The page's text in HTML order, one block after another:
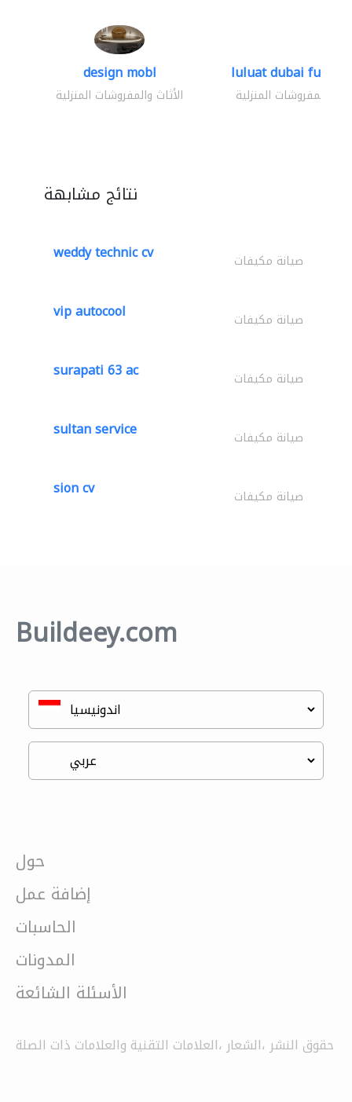
design mobl
الأثاث والمفروشات المنزلية
luluat dubai
والمفروشات المنزلية
نتائج مشابهة
weddy technic cv صيانة مكيفات
vip autocool صيانة مكيفات
surapati 63 ac صيانة مكيفات
sultan service صيانة مكيفات
sion cv صيانة مكيفات
Buildeey.com
حول
إضافة عمل
الحاسبات
المدونات
الأسئلة الشائعة
حقوق النشر ،الشعار ،العلامات التقنية والعلامات ذات الصلة